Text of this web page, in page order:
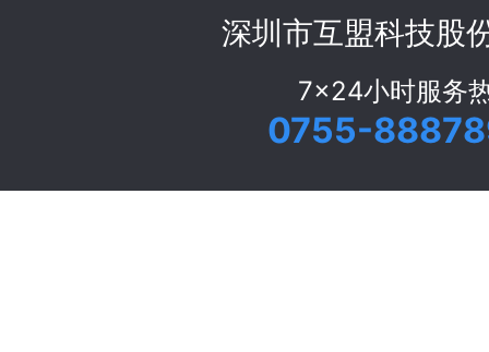
深圳市互盟科技股
7x24小时服务
0755-